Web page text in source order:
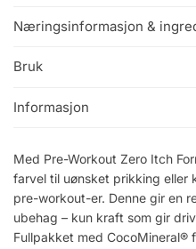
Næringsinformasjon &
Bruk
Informasjon
Med Pre-Workout Zero Itch
farvel til uønsket prikking eller
pre-workout-er. Denne gir en
ubehag – kun kraft som gir
Fullpakket med CocoMineral®